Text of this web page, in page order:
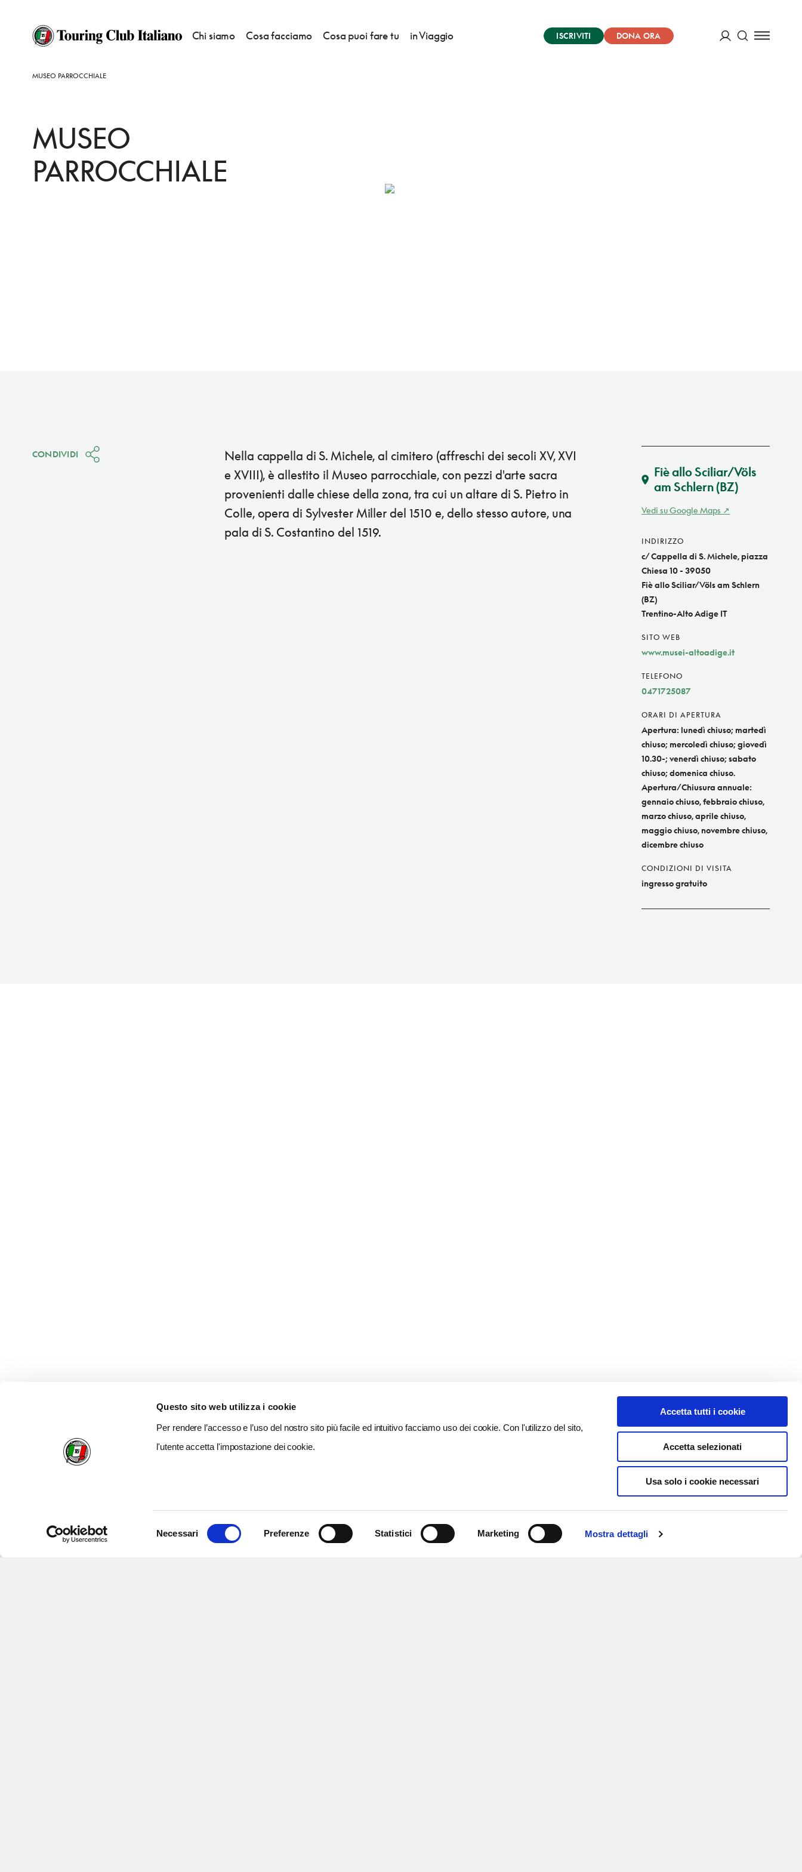
Questo sito web utilizza i cookie
Per rendere l’accesso e l’uso del nostro sito più facile ed intuitivo facciamo uso dei cookie. Con l'utilizzo del sito,
l'utente accetta l'impostazione dei cookie.
Necessari Preferenze Statistici Marketing Mostra dettagli
Accetta tutti i cookie
Accetta selezionati
Usa solo i cookie necessari
Chi siamo Cosa facciamo Cosa puoi fare tu in Viaggio ISCRIVITI
DONA ORA
MUSEO PARROCCHIALE
MUSEO
PARROCCHIALE
Nella cappella di S. Michele, al cimitero (affreschi dei secoli XV, XVI
e XVIII), è allestito il Museo parrocchiale, con pezzi d'arte sacra
provenienti dalle chiese della zona, tra cui un altare di S. Pietro in
Colle, opera di Sylvester Miller del 1510 e, dello stesso autore, una
pala di S. Costantino del 1519.
CONDIVIDI
Fiè allo Sciliar/Völs
am Schlern(BZ)
Vedi su Google Maps
INDIRIZZO
c/ Cappella di S. Michele, piazza
Chiesa 10 - 39050
Fiè allo Sciliar/Völs am Schlern
(BZ)
Trentino-Alto Adige IT
SITO WEB
www.musei-altoadige.it
TELEFONO
0471725087
ORARI DI APERTURA
Apertura: lunedì chiuso; martedì
chiuso; mercoledì chiuso; giovedì
10.30-; venerdì chiuso; sabato
chiuso; domenica chiuso.
Apertura/Chiusura annuale:
gennaio chiuso, febbraio chiuso,
marzo chiuso, aprile chiuso,
maggio chiuso, novembre chiuso,
dicembre chiuso
CONDIZIONI DI VISITA
ingresso gratuito